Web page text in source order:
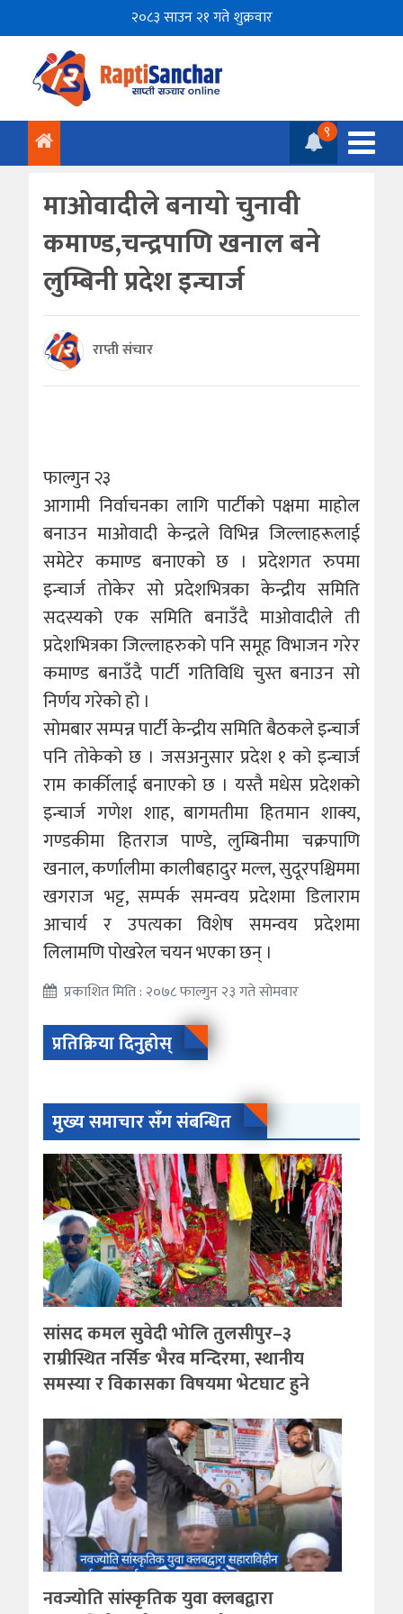
२०८३ साउन २१ गते शुक्रवार
९
माओवादीले बनायो चुनावी
कमाण्ड,चन्द्रपाणि खनाल बने
लुम्बिनी प्रदेश इन्चार्ज
राप्ती संचार
फाल्गुन २३
आगामी निर्वाचनका लागि पार्टीको पक्षमा माहोल
बनाउन माओवादी केन्द्रले विभिन्न जिल्लाहरूलाई
समेटेर कमाण्ड बनाएको छ । प्रदेशगत रुपमा
इन्चार्ज तोकेर सो प्रदेशभित्रका केन्द्रीय समिति
सदस्यको एक समिति बनाउँदै माओवादीले ती
प्रदेशभित्रका जिल्लाहरुको पनि समूह विभाजन गरेर
कमाण्ड बनाउँदै पार्टी गतिविधि चुस्त बनाउन सो
निर्णय गरेको हो ।
सोमबार सम्पन्न पार्टी केन्द्रीय समिति बैठकले इन्चार्ज
पनि तोकेको छ । जसअनुसार प्रदेश १ को इन्चार्ज
राम कार्कीलाई बनाएको छ । यस्तै मधेस प्रदेशको
इन्चार्ज गणेश शाह, बागमतीमा हितमान शाक्य,
गण्डकीमा हितराज पाण्डे, लुम्बिनीमा चक्रपाणि
खनाल, कर्णालीमा कालीबहादुर मल्ल, सुदूरपश्चिममा
खगराज भट्ट, सम्पर्क समन्वय प्रदेशमा डिलाराम
आचार्य र उपत्यका विशेष समन्वय प्रदेशमा
लिलामणि पोखरेल चयन भएका छन् ।
प्रकाशित मिति : २०७८ फाल्गुन २३ गते सोमवार
प्रतिक्रिया दिनुहोस्
मुख्य समाचार सँग संबन्धित
सांसद कमल सुवेदी भोलि तुलसीपुर–३
राम्रीस्थित नर्सिङ भैरव मन्दिरमा, स्थानीय
समस्या र विकासका विषयमा भेटघाट हुने
नवज्योति सांस्कृतिक युवा क्लबद्वारा